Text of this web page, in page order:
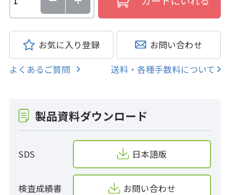
お気に入り登録 お問い合わせ
よくあるご質問 送料・各種手数料について
製品資料ダウンロード
SDS 日本語版
検査成績書 お問い合わせ